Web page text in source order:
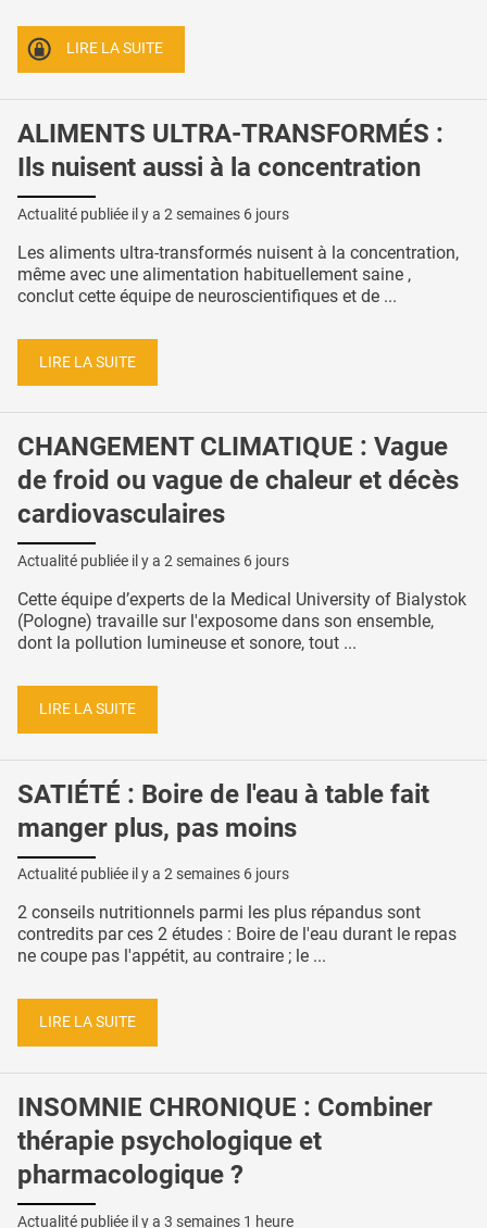
LIRE LA SUITE
ALIMENTS ULTRA-TRANSFORMÉS :
Ils nuisent aussi à la concentration
Actualité publiée il y a 2 semaines 6 jours
Les aliments ultra-transformés nuisent à la concentration,
même avec une alimentation habituellement saine ,
conclut cette équipe de neuroscientifiques et de ...
LIRE LA SUITE
CHANGEMENT CLIMATIQUE : Vague
de froid ou vague de chaleur et décès
cardiovasculaires
Actualité publiée il y a 2 semaines 6 jours
Cette équipe d’experts de la Medical University of Bialystok
(Pologne) travaille sur l'exposome dans son ensemble,
dont la pollution lumineuse et sonore, tout ...
LIRE LA SUITE
SATIÉTÉ : Boire de l'eau à table fait
manger plus, pas moins
Actualité publiée il y a 2 semaines 6 jours
2 conseils nutritionnels parmi les plus répandus sont
contredits par ces 2 études : Boire de l'eau durant le repas
ne coupe pas l'appétit, au contraire ; le ...
LIRE LA SUITE
INSOMNIE CHRONIQUE : Combiner
thérapie psychologique et
pharmacologique ?
Actualité publiée il y a 3 semaines 1 heure